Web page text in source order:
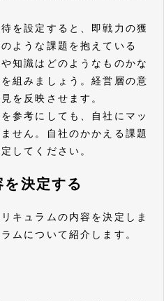
を設定すると、即戦力の獲
ような課題を抱えている
知識はどのようなものかな
組みましょう。経営層の意
を反映させます。
参考にしても、自社にマッ
せん。自社のかかえる課題
してください。
決定する
キュラムの内容を決定しま
ムについて紹介します。